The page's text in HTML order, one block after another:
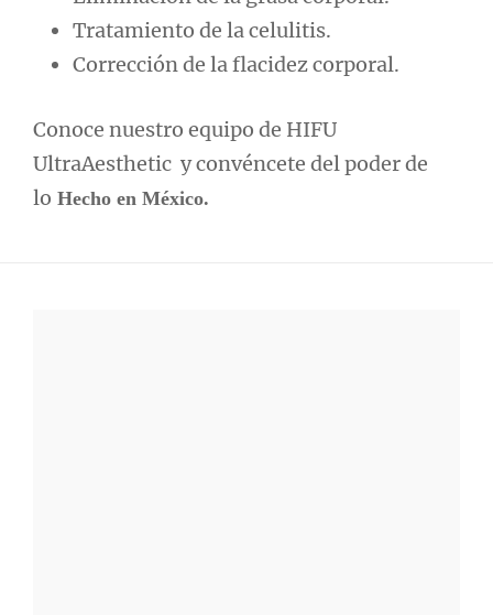
Tratamiento de la celulitis.
Corrección de la flacidez corporal.
Conoce nuestro equipo de HIFU
UltraAesthetic y convéncete del poder de
lo Hecho en México.